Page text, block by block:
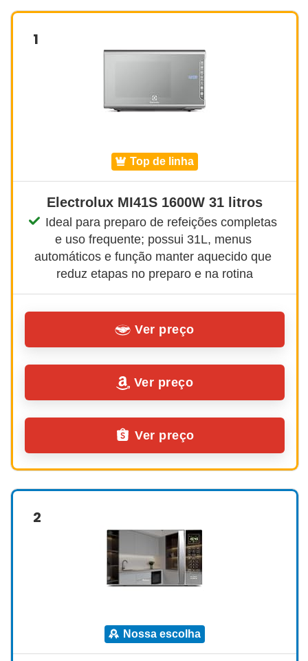
1
top de linha
Electrolux MI41S 1600W 31 litros
Ideal para preparo de refeições completas
e uso frequente; possui 31L, menus
automáticos e função manter aquecido que
reduz etapas no preparo e na rotina
Ver preço
Ver preço
Ver preço
2
nossa escolha